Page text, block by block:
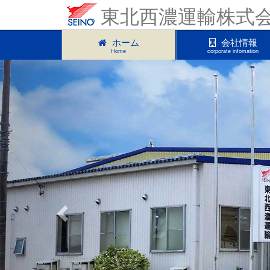
東北西濃運輸株式
ホーム
Home
会社情報
corporate infomation
Previous